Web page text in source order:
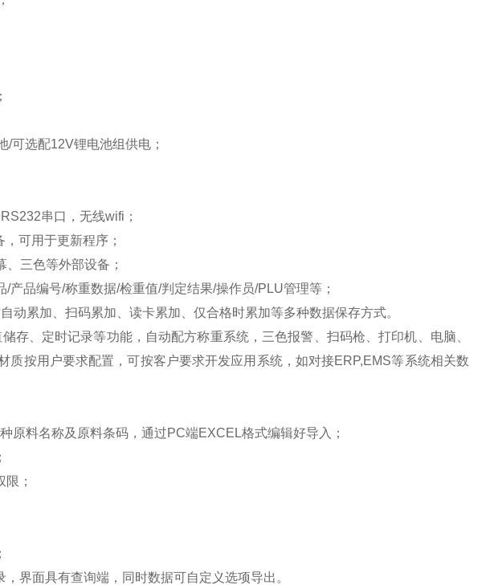
可选配12V锂电池组供电；
串口，无线wifi；
可用于更新程序；
三色等外部设备；
产品编号/称重数据/检重值/判定结果/操作员/PLU管理等；
动累加、扫码累加、读卡累加、仅合格时累加等多种数据保存方式。
存、定时记录等功能，自动配方称重系统， 三色报警、扫码枪、打印机、电脑、
质按用户要求配置，可按客户要求开发应用系统，如对接ERP,EMS等系统相关数
原料名称及原料条码，通过PC端EXCEL格式编辑好导入；
；
界面具有查询端，同时数据可自定义选项导出。